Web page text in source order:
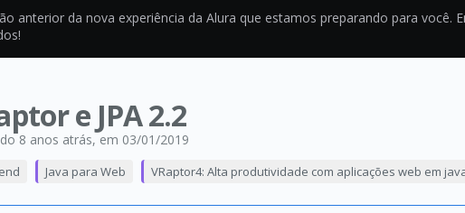
anterior da nova experiência da Alura que estamos preparando para
e JPA 2.2
8 anos atrás, em 03/01/2019
Java para Web VRaptor4: Alta produtividade com aplicações web em